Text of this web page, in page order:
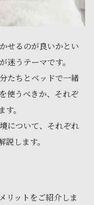
せるのが良いかとい
迷うテーマです。
たちとベッドで一緒
使うべきか、それぞ
。
について、それぞれ
します。
リットをご紹介しま